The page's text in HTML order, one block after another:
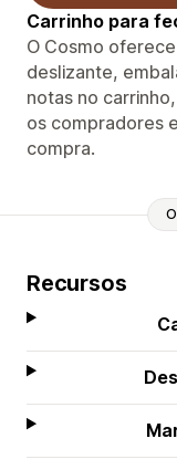
Carrinho para
O Cosmo
deslizante,
notas no
os compradores
compra.
Recursos